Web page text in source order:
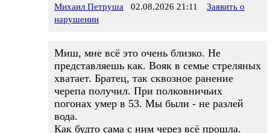
Михаил Петруша 02.08.2026 21:11
Заявить о
нарушении
Миш, мне всё это очень близко. Не
представляешь как. Вояк в семье стреляных
хватает. Братец, так сквозное ранение
черепа получил. При полковничьих
погонах умер в 53. Мы были - не разлей
вода.
Как будто сама с ним через всё прошла.